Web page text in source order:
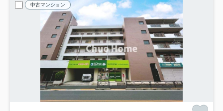
中古マンション